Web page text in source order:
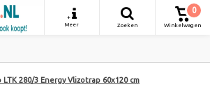
+
Meer
Zoeken
0
Winkelwagen
LTK 280/3 Energy Vlizotrap 60x120 cm